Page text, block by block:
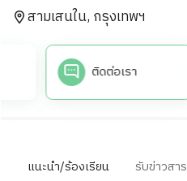
สาขาโรงพยาบาล
สามเสนใน, กรุงเทพฯ
ติดต่อเรา
แนะนำ/ร้องเรียน รับข่าวสาร